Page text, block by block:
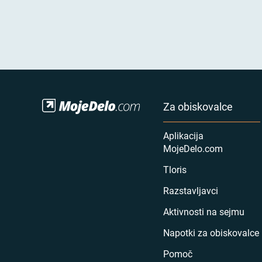
Za obiskovalce
Aplikacija
MojeDelo.com
Tloris
Razstavljavci
Aktivnosti na sejmu
Napotki za obiskovalce
Pomoč